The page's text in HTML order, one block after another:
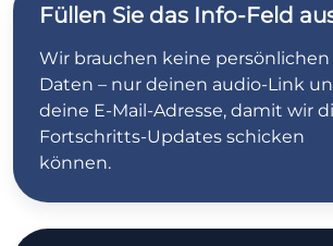
Füllen Sie das Info-Feld
Wir brauchen keine persönlichen
Daten – nur deinen audio-Link
deine E-Mail-Adresse, damit wir
Fortschritts-Updates schicken
können.